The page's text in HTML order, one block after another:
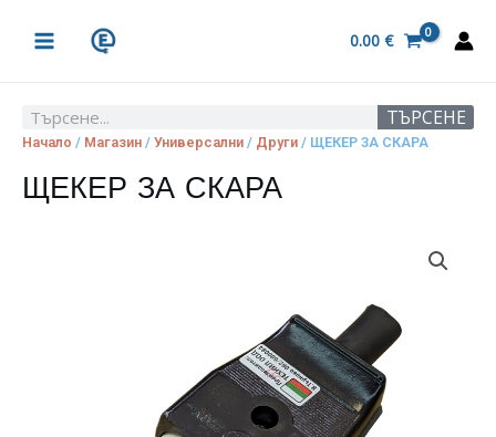
MENU
0.00 €
Search ТЪРСЕНЕ
Начало / Магазин / Универсални / Други / ЩЕКЕР ЗА СКАРА
ЩЕКЕР ЗА СКАРА